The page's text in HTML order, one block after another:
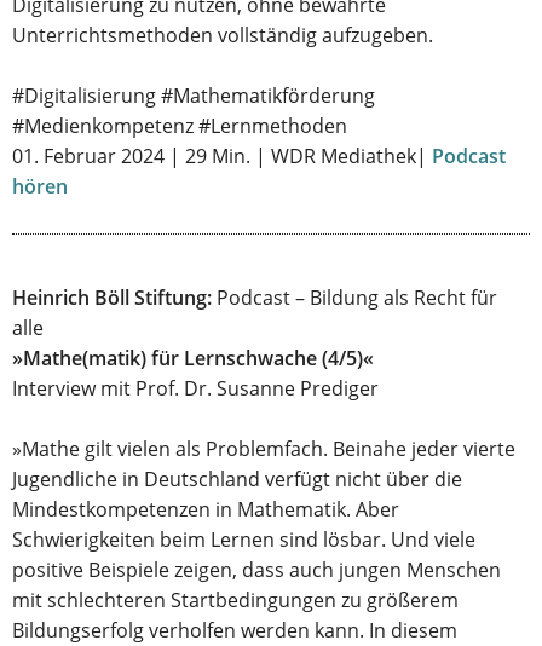
Unterrichtsmethoden vollständig aufzugeben.
#Digitalisierung #Mathematikförderung
#Medienkompetenz #Lernmethoden
01. Februar 2024 | 29 Min. | WDR Mediathek| Podcast
hören
Heinrich Böll Stiftung: Podcast – Bildung als Recht für
alle
»Mathe(matik) für Lernschwache (4/5)«
Interview mit Prof. Dr. Susanne Prediger
»Mathe gilt vielen als Problemfach. Beinahe jeder vierte
Jugendliche in Deutschland verfügt nicht über die
Mindestkompetenzen in Mathematik. Aber
Schwierigkeiten beim Lernen sind lösbar. Und viele
positive Beispiele zeigen, dass auch jungen Menschen
mit schlechteren Startbedingungen zu größerem
Bildungserfolg verholfen werden kann. In diesem